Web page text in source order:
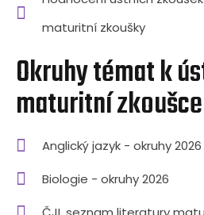
maturitní zkoušky
Okruhy témat k
maturitní
Anglický jazyk - okruhy 2026
Biologie - okruhy 2026